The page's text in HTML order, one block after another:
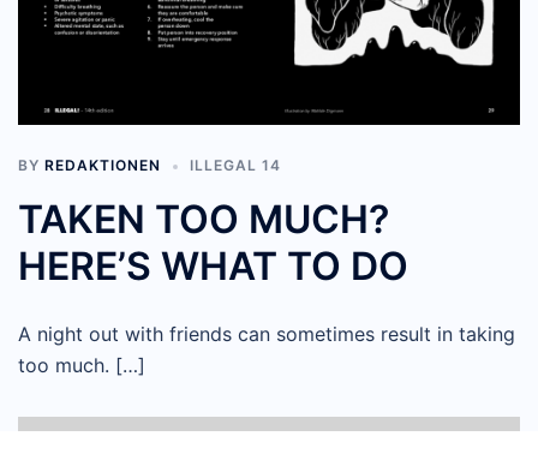
BY REDAKTIONEN ILLEGAL 14
TAKEN TOO MUCH?
HERE’S WHAT TO DO
A night out with friends can sometimes result in taking
too much. […]